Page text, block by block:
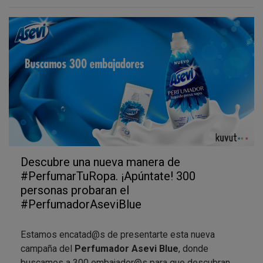
aprendido durante la campaña.
Además, también iremos proponiendo acciones como
laencuesta de valoración de producto para
embajadores y colaboradores
además del foto-
concurso
en las que deseamos que participes para
conocer tu opinión y tu experiencia de prueba. Para la
mejor foto de embajador tenemos un premio muy
especial: Un estuche con las tres fragancias de
Perfumadores ASEVI.
Descubre una nueva manera de
#PerfumarTuRopa. ¡Apúntate! 300
personas probaran el
#PerfumadorAseviBlue
Estamos encatad@s de presentarte esta nueva
campaña del Perfumador Asevi Blue, donde